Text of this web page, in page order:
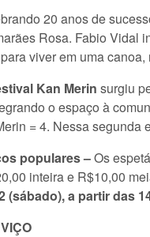
20 anos de
Rosa. Fabio Vidal
viver em uma
Kan Merin surgiu
o espaço à
= 4. Nessa segunda
populares –Os
inteira e R$10,00
(sábado), a partir das